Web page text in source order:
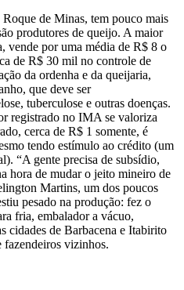
de Minas, tem pouco mais
produtores de queijo. A maior
vende por uma média de R$ 8 o
de R$ 30 mil no controle de
da ordenha e da queijaria,
que deve ser
tuberculose e outras doenças.
registrado no IMA se valoriza
cerca de R$ 1 somente, é
tendo estímulo ao crédito (um
“A gente precisa de subsídio,
hora de mudar o jeito mineiro de
Martins, um dos poucos
pesado na produção: fez o
fria, embalador a vácuo,
cidades de Barbacena e Itabirito
fazendeiros vizinhos.